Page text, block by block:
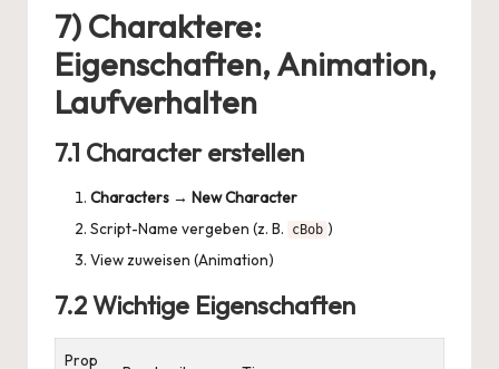
7) Charaktere:
Eigenschaften, Animation,
Laufverhalten
7.1 Character erstellen
Characters → New Character
Script-Name vergeben (z. B.
cBob )
View zuweisen (Animation)
7.2 Wichtige Eigenschaften
Prop